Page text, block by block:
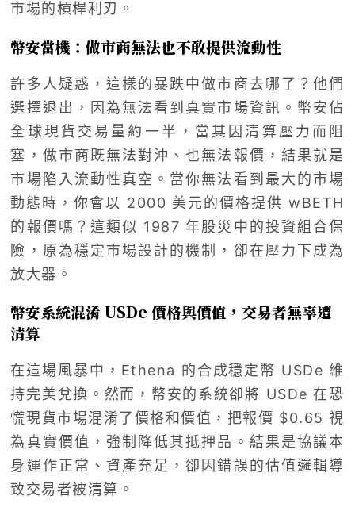
市場的槓桿利刃。
幣安當機：做市商無法也不敢提供流動性
許多人疑惑，這樣的暴跌中做市商去哪了？他們
選擇退出，因為無法看到真實市場資訊。幣安佔
全球現貨交易量約一半，當其因清算壓力而阻
塞，做市商既無法對沖、也無法報價，結果就是
市場陷入流動性真空。當你無法看到最大的市場
動態時，你會以 2000 美元的價格提供 wBETH
的報價嗎？這類似 1987 年股災中的投資組合保
險，原為穩定市場設計的機制，卻在壓力下成為
放大器。
幣安系統混淆 USDe 價格與價值，交易者無辜遭
清算
在這場風暴中，Ethena 的合成穩定幣 USDe 維
持完美兌換。然而，幣安的系統卻將 USDe 在恐
慌現貨市場混淆了價格和價值，把報價 $0.65 視
為真實價值，強制降低其抵押品。結果是協議本
身運作正常、資產充足，卻因錯誤的估值邏輯導
致交易者被清算。